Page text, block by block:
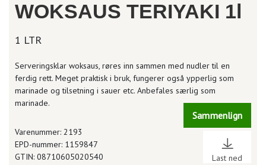
WOKSAUS TERIYAKI 1l
1 LTR
Serveringsklar woksaus, røres inn sammen med nudler til en
ferdig rett. Meget praktisk i bruk, fungerer også ypperlig som
marinade og tilsetning i sauer etc. Anbefales særlig som
marinade.
Sammenlign
Last ned
Varenummer: 2193
EPD-nummer: 1159847
GTIN: 08710605020540